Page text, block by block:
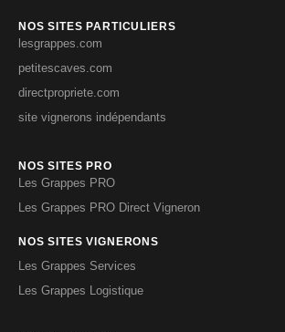
NOS SITES PARTICULIERS
lesgrappes.com
petitescaves.com
directpropriete.com
site vignerons indépendants
NOS SITES PRO
Les Grappes PRO
Les Grappes PRO Direct Vigneron
NOS SITES VIGNERONS
Les Grappes Services
Les Grappes Logistique